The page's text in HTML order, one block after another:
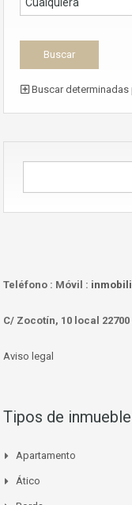
Buscar
Teléfono : Móvil :
C/ Zocotín, 10 local
Aviso legal
Tipos de
Apartamento
Ático